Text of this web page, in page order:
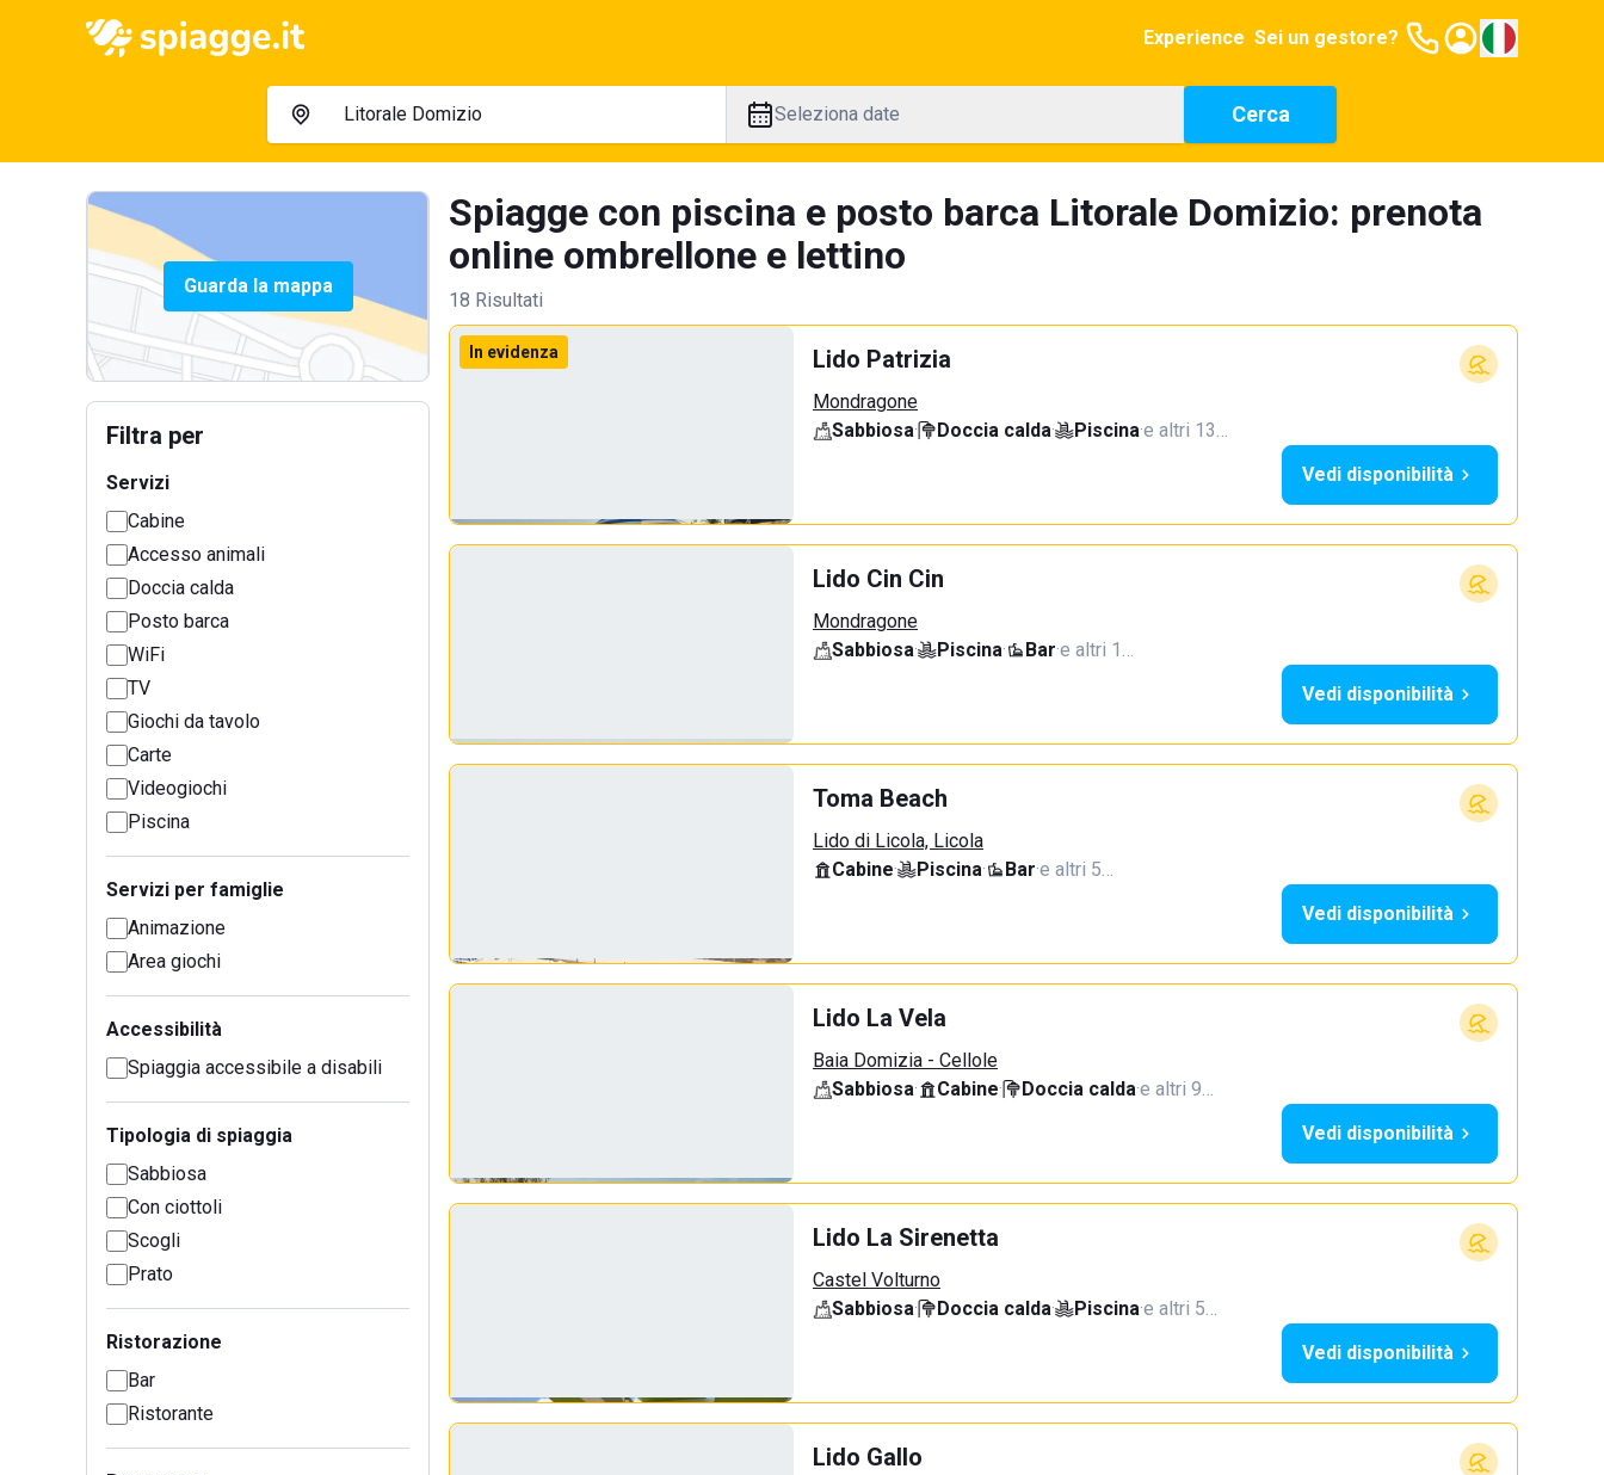
Experience Sei un gestore?
Seleziona date Cerca
Guarda la mappa
Filtra per
Servizi
Cabine
Accesso animali
Doccia calda
Posto barca
WiFi
TV
Giochi da tavolo
Carte
Videogiochi
Piscina
Servizi per famiglie
Animazione
Area giochi
Accessibilità
Spiaggia accessibile a disabili
Tipologia di spiaggia
Sabbiosa
Con ciottoli
Scogli
Prato
Ristorazione
Bar
Ristorante
Spiagge con piscina e posto barca Litorale Domizio: prenota
online ombrellone e lettino
18 Risultati
In evidenza Lido Patrizia
Mondragone
Sabbiosa· Doccia calda· Piscina·e altri 13…
Vedi disponibilità
Lido Cin Cin
Mondragone
Sabbiosa· Piscina· Bar·e altri 1…
Vedi disponibilità
Toma Beach
Lido di Licola, Licola
Cabine· Piscina· Bar·e altri 5…
Vedi disponibilità
Lido La Vela
Baia Domizia - Cellole
Sabbiosa· Cabine· Doccia calda·e altri 9…
Vedi disponibilità
Lido La Sirenetta
Castel Volturno
Sabbiosa· Doccia calda· Piscina·e altri 5…
Vedi disponibilità
Lido Gallo